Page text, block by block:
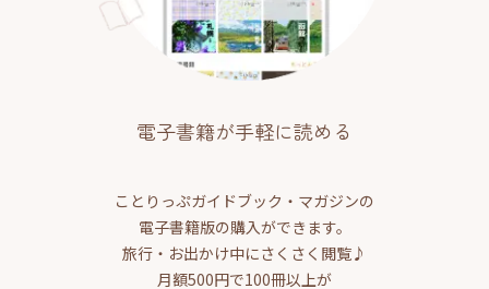
電子書籍が手軽に読める
ことりっぷガイドブック・マガジンの
電子書籍版の購入ができます。
旅行・お出かけ中にさくさく閲覧♪
月額500円で100冊以上が